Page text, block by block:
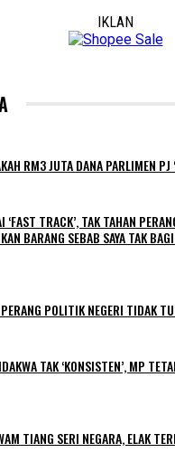
IKLAN
RM3 JUTA DANA PARLIMEN
‘FAST TRACK’, TAK TAHAN
BARANG SEBAB SAYA TAK
POLITIK NEGERI TIDAK
TAK ‘KONSISTEN’, MP
TIANG SERI NEGARA, ELAK